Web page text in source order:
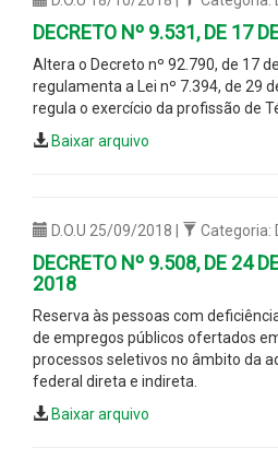
DECRETO Nº 9.531, DE 17
Altera o Decreto nº 92.790, de 17
regulamenta a Lei nº 7.394, de 29
regula o exercício da profissão de
Baixar arquivo
D.O.U 25/09/2018 | Categoria:
DECRETO Nº 9.508, DE 24
2018
Reserva às pessoas com
de empregos públicos ofertados
processos seletivos no âmbito da
federal direta e indireta.
Baixar arquivo